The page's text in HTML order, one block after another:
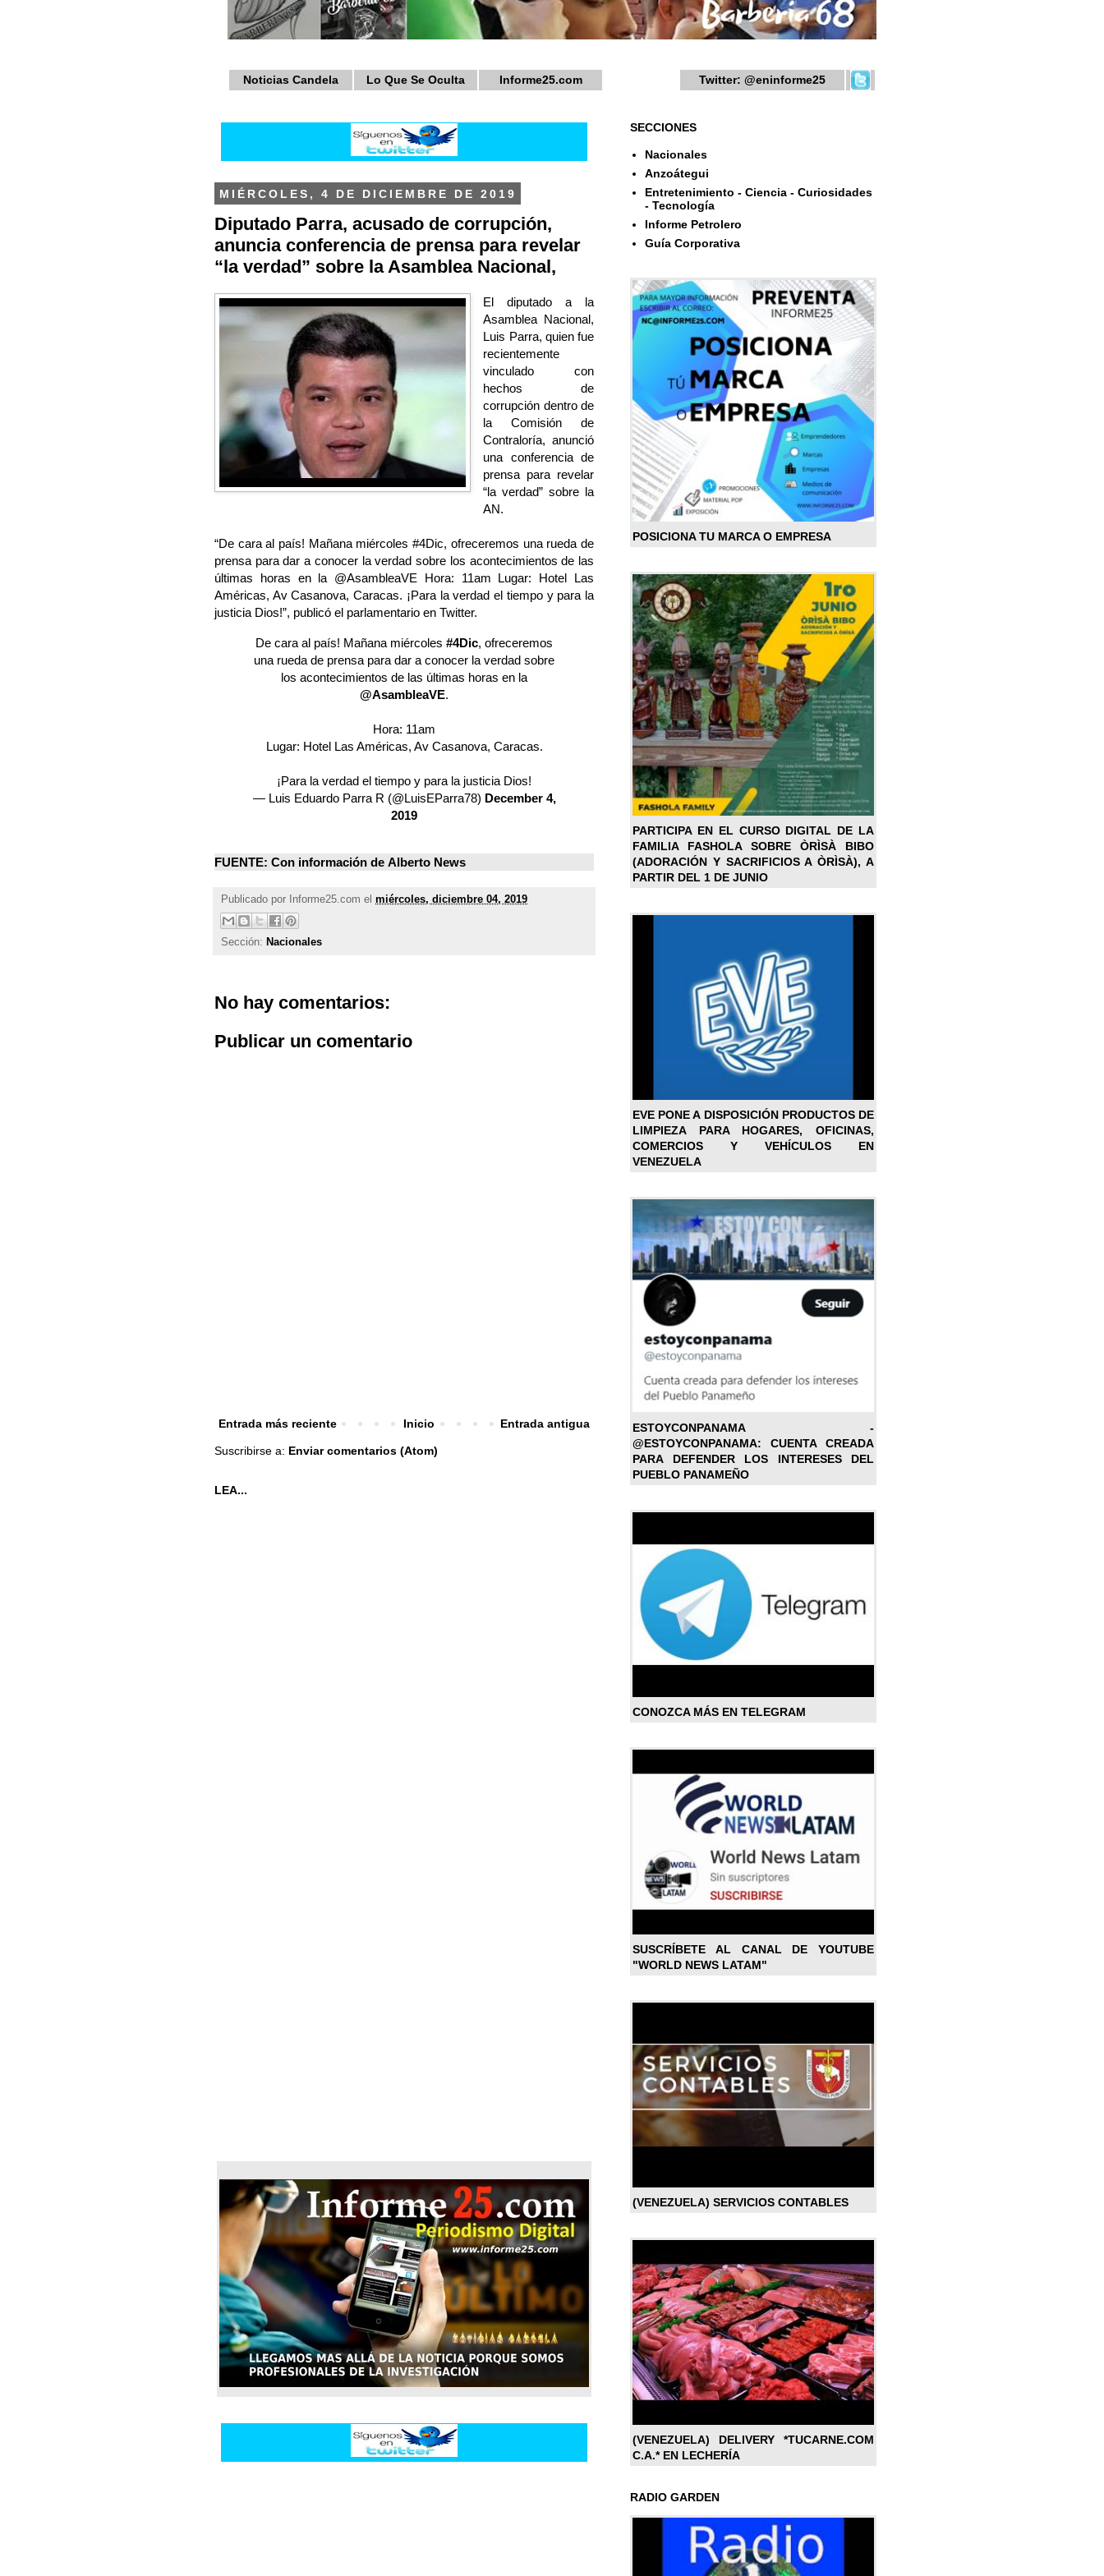
Noticias Candela Lo Que Se Oculta Informe25.com Twitter: @eninforme25
MIÉRCOLES, 4 DE DICIEMBRE DE 2019
Diputado Parra, acusado de corrupción,
anuncia conferencia de prensa para revelar
“la verdad” sobre la Asamblea Nacional,
El diputado a la
Asamblea Nacional,
Luis Parra, quien fue
recientemente
vinculado con
hechos de
corrupción dentro de
la Comisión de
Contraloría, anunció
una conferencia de
prensa para revelar
“la verdad” sobre la
AN.
“De cara al país! Mañana miércoles #4Dic, ofreceremos una rueda de
prensa para dar a conocer la verdad sobre los acontecimientos de las
últimas horas en la @AsambleaVE Hora: 11am Lugar: Hotel Las
Américas, Av Casanova, Caracas. ¡Para la verdad el tiempo y para la
justicia Dios!”, publicó el parlamentario en Twitter.
De cara al país! Mañana miércoles #4Dic, ofreceremos
una rueda de prensa para dar a conocer la verdad sobre
los acontecimientos de las últimas horas en la
@AsambleaVE.
Hora: 11am
Lugar: Hotel Las Américas, Av Casanova, Caracas.
¡Para la verdad el tiempo y para la justicia Dios!
— Luis Eduardo Parra R (@LuisEParra78) December 4,
2019
FUENTE: Con información de Alberto News
Publicado por Informe25.com el miércoles, diciembre 04, 2019
Sección: Nacionales
No hay comentarios:
Publicar un comentario
Entrada más reciente Entrada antigua
Inicio
Suscribirse a: Enviar comentarios (Atom)
LEA...
SECCIONES
Nacionales
Anzoátegui
Entretenimiento - Ciencia - Curiosidades
- Tecnología
Informe Petrolero
Guía Corporativa
POSICIONA TU MARCA O EMPRESA
PARTICIPA EN EL CURSO DIGITAL DE LA
FAMILIA FASHOLA SOBRE ÒRÌSÀ BIBO
(ADORACIÓN Y SACRIFICIOS A ÒRÌSÀ), A
PARTIR DEL 1 DE JUNIO
EVE PONE A DISPOSICIÓN PRODUCTOS DE
LIMPIEZA PARA HOGARES, OFICINAS,
COMERCIOS Y VEHÍCULOS EN
VENEZUELA
ESTOYCONPANAMA -
@ESTOYCONPANAMA: CUENTA CREADA
PARA DEFENDER LOS INTERESES DEL
PUEBLO PANAMEÑO
CONOZCA MÁS EN TELEGRAM
SUSCRÍBETE AL CANAL DE YOUTUBE
"WORLD NEWS LATAM"
(VENEZUELA) SERVICIOS CONTABLES
(VENEZUELA) DELIVERY *TUCARNE.COM
C.A.* EN LECHERÍA
RADIO GARDEN